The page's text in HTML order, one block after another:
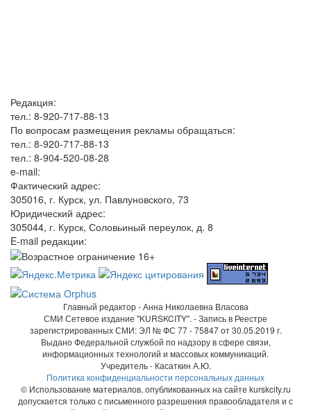
Редакция:
тел.: 8-920-717-88-13
По вопросам размещения рекламы обращаться:
тел.: 8-920-717-88-13
тел.: 8-904-520-08-28
e-mail:
Фактический адрес:
305016, г. Курск, ул. Павлуновского, 73
Юридический адрес:
305044, г. Курск, Соловьиный переулок, д. 8
E-mail редакции:
Главный редактор - Анна Николаевна Власова
СМИ Сетевое издание "KURSKCITY". - Запись в Реестре
зарегистрированных СМИ: ЭЛ № ФС 77 - 75847 от 30.05.2019 г.
Выдано Федеральной службой по надзору в сфере связи,
информационных технологий и массовых коммуникаций.
Учредитель - Касаткин А.Ю.
Политика конфиденциальности персональных данных
© Использование материалов, опубликованных на сайте kurskcity.ru
допускается только с письменного разрешения правообладателя и с